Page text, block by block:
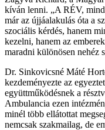
kíván lenni. „A RÉV,
már az újjáalakulás óta a
szociális kérdés, hanem
kezelni, hanem az
maradni különösen nehéz
Dr. Sinkovicsné Máté
kezdeményezte az
együttműködésnek a
Ambulancia ezen
minél több ellátottat
nemcsak szakmailag, de